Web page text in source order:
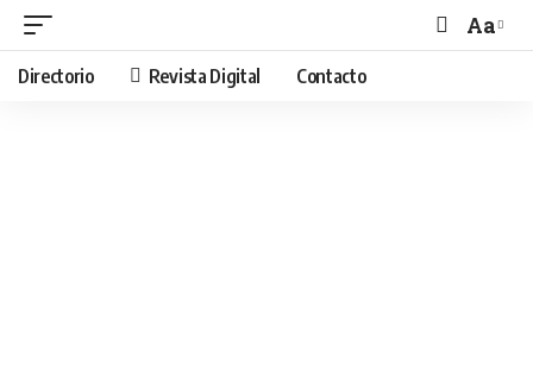
Aa
Directorio Revista Digital Contacto